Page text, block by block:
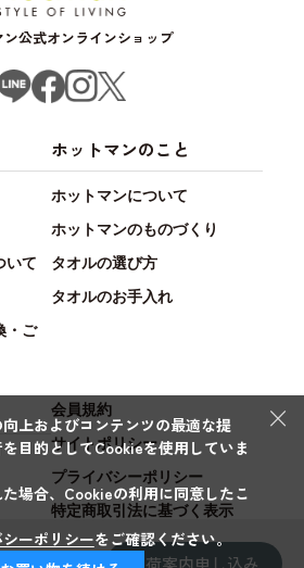
入荷案内申し込み
公式オンラインショップ
いて
・ご
ホットマンのこと
ホットマンについて
ホットマンのものづくり
タオルの選び方
タオルのお手入れ
会員規約
サイトポリシー
プライバシーポリシー
特定商取引法に基づく表示
×
上およびコンテンツの最適な提
目的としてCookieを使用していま
場合、Cookieの利用に同意したこ
ーポリシーをご確認ください。